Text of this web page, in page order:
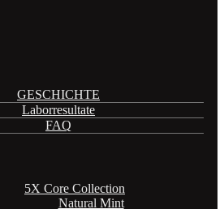
GESCHICHTE
Laborresultate
FAQ
5X Core Collection
Natural Mint